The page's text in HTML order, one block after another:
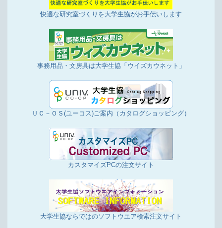
快適な研究室づくりを大学生協がお手伝いします
事務用品・文房具は大学生協「ウイズカウネット」
ＵＣ－ＯＳ(ユーコス)ご案内（カタログショッピング）
カスタマイズPCの注文サイト
大学生協ならではのソフトウエア検索注文サイト